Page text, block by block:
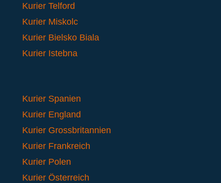
Kurier Telford
Kurier Miskolc
Kurier Bielsko Biala
Kurier Istebna
Kurier Spanien
Kurier England
Kurier Grossbritannien
Kurier Frankreich
Kurier Polen
Kurier Österreich